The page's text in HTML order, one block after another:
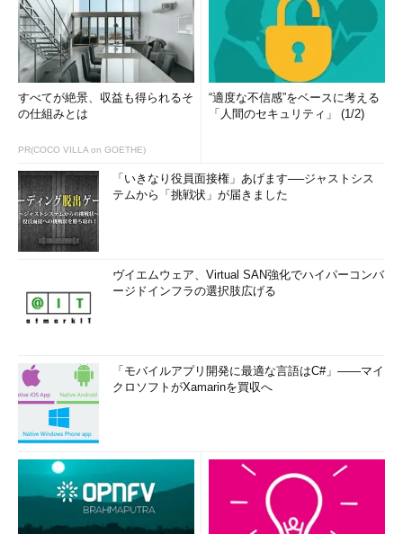
すべてが絶景、収益も得られるそ
の仕組みとは
PR(COCO VILLA on GOETHE)
“適度な不信感”をベースに考える
「人間のセキュリティ」 (1/2)
「いきなり役員面接権」あげます──ジャストシス
テムから「挑戦状」が届きました
ヴイエムウェア、Virtual SAN強化でハイパーコンバ
ージドインフラの選択肢広げる
「モバイルアプリ開発に最適な言語はC#」――マイ
クロソフトがXamarinを買収へ